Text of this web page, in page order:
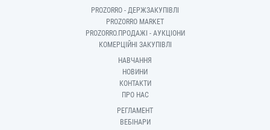
PROZORRO - ДЕРЖЗАКУПІВЛІ
PROZORRO MARKET
PROZORRO.ПРОДАЖІ - АУКЦІОНИ
КОМЕРЦІЙНІ ЗАКУПІВЛІ
НАВЧАННЯ
НОВИНИ
КОНТАКТИ
ПРО НАС
РЕГЛАМЕНТ
ВЕБІНАРИ